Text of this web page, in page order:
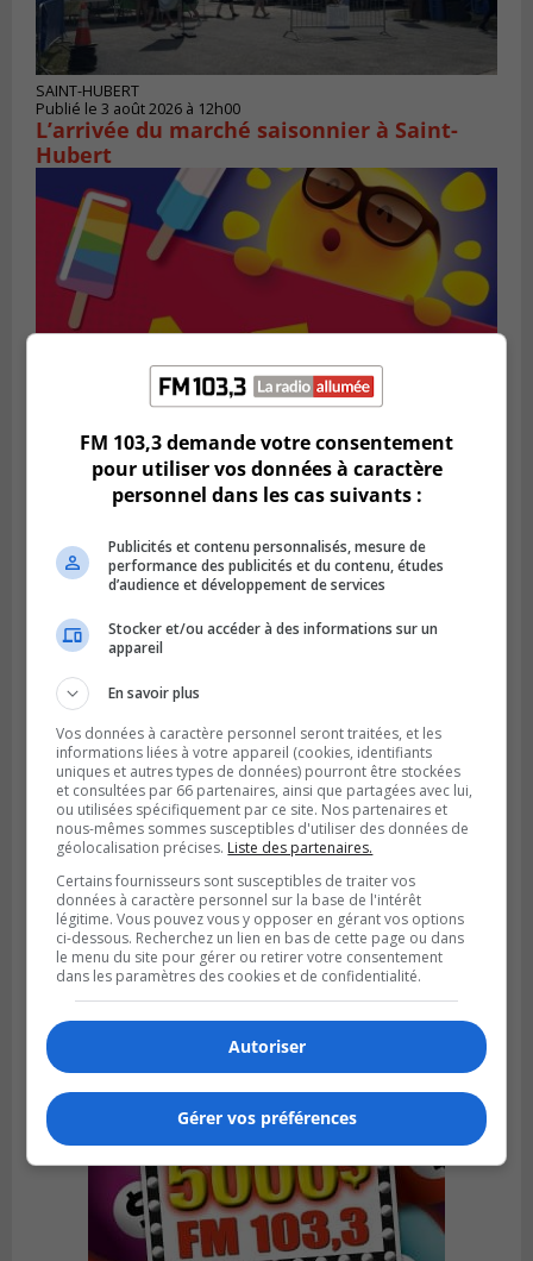
SAINT-HUBERT
Publié le 3 août 2026 à 12h00
L’arrivée du marché saisonnier à Saint-
Hubert
SAINT-BRUNO-DE-MONTARVILLE
Publié le 2 août 2026 à 08h06
La Fête des parcs est de retour à Saint-
SAINT-CATHERINE
Publié le 30 juillet 2026 à 07h58
Sainte-Catherine prolonge son aide
financière au Complexe Le Partage
FM 103,3 demande votre consentement
pour utiliser vos données à caractère
personnel dans les cas suivants :
Publicités et contenu personnalisés, mesure de
performance des publicités et du contenu, études
d’audience et développement de services
Stocker et/ou accéder à des informations sur un
appareil
En savoir plus
Vos données à caractère personnel seront traitées, et les
informations liées à votre appareil (cookies, identifiants
uniques et autres types de données) pourront être stockées
et consultées par 66 partenaires, ainsi que partagées avec lui,
ou utilisées spécifiquement par ce site. Nos partenaires et
nous-mêmes sommes susceptibles d'utiliser des données de
géolocalisation précises. Liste des partenaires.
Certains fournisseurs sont susceptibles de traiter vos
données à caractère personnel sur la base de l'intérêt
légitime. Vous pouvez vous y opposer en gérant vos options
ci-dessous. Recherchez un lien en bas de cette page ou dans
le menu du site pour gérer ou retirer votre consentement
dans les paramètres des cookies et de confidentialité.
Autoriser
Gérer vos préférences